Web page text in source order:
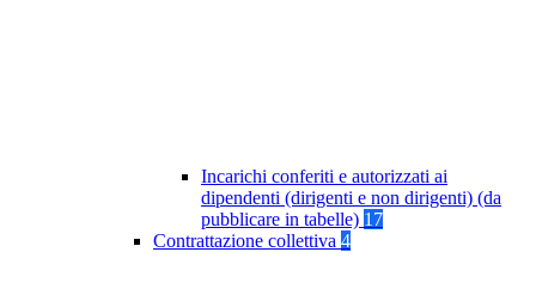
Incarichi conferiti e autorizzati ai
dipendenti (dirigenti e non dirigenti) (da
pubblicare in tabelle) 17
Contrattazione collettiva 4